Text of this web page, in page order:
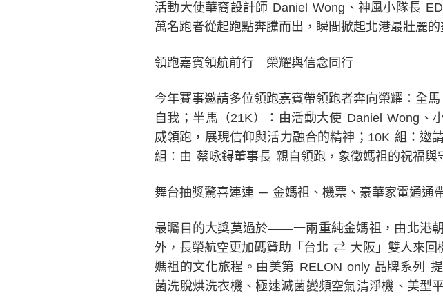
活動大使華裔設計師 Daniel Wong、神風小隊長
萬名跑者從起跑點奔騰而出，瞬間掀起北港最壯麗
領跑嘉賓領航前行 榮耀與信念同行
今年賽事邀請多位領跑嘉賓帶領跑者奔向榮耀：全
自我；半馬（21K）：由活動大使 Daniel Wong
威領跑，展現信仰與活力融合的精神；10K 組：邀
組：由 蔡咏鍀董事長 親自領跑，象徵媽祖的祝福與
舞台抽獎驚喜連連 ─ 金媽祖、機票、豪華家電通通
最矚目的大獎莫過於——一兩重純金媽祖，由北港
外，長榮航空更加碼贊助「台北 ⇄ 大阪」雙人來回
媽祖的文化旅程。由美第 RELON only 品牌系列
菌洗脫烘洗衣機、極速滅菌變頻空氣清淨機、美型